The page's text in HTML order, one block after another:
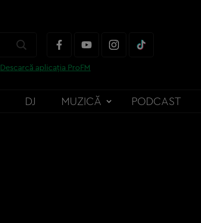
Descarcă aplicația ProFM
DJ MUZICĂ PODCAST